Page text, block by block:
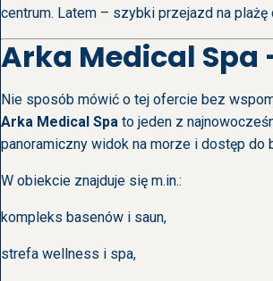
centrum. Latem – szybki przejazd na
Arka Medical Spa
Nie sposób mówić o tej ofercie bez
Arka Medical Spa to jeden z
panoramiczny widok na morze i dostęp do
W obiekcie znajduje się m.in.:
kompleks basenów i saun,
strefa wellness i spa,